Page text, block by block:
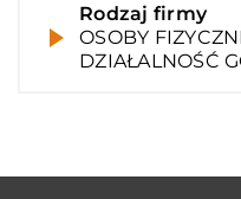
Rodzaj firmy
OSOBY
DZIAŁALNOŚĆ